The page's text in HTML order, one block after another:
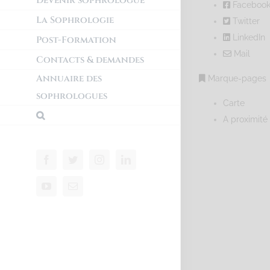
La Sophrologie
Post-Formation
Contacts & demandes
Annuaire des
sophrologues
Facebook
Twitter
LinkedIn
Mail
Marque-pages
Carte
A proximité